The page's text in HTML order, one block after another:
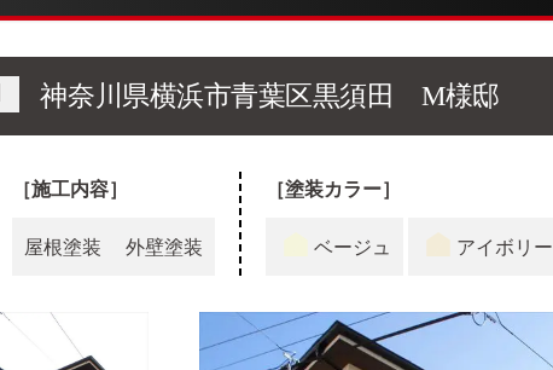
神奈川県横浜市青葉区黒須田 M様邸
［施工内容］
屋根塗装 外壁塗装
［塗装カラー］
ベージュ アイボリー